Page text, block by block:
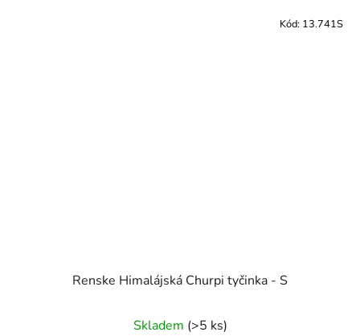
Renske Himalájská Churpi tyčinka - S
Skladem (>5 ks)
Kód: 13.741S